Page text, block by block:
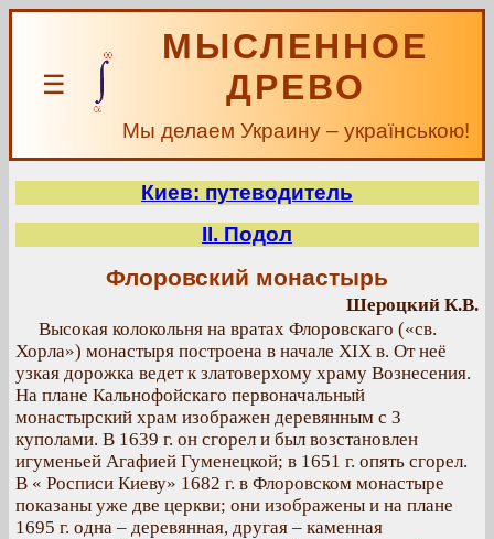
☰
МЫСЛЕННОЕ
ДРЕВО
Мы делаем Украину – українською!
Киев: путеводитель
II. Подол
Флоровский монастырь
Шероцкий К.В.
Высокая колокольня на вратах Флоровскаго («св.
Хорла») монастыря построена в начале XIX в. От неё
узкая дорожка ведет к златоверхому храму Вознесения.
На плане Кальнофойскаго первоначальный
монастырский храм изображен деревянным с 3
куполами. В 1639 г. он сгорел и был возстановлен
игуменьей Агафией Гуменецкой; в 1651 г. опять сгорел.
В « Росписи Киеву» 1682 г. в Флоровском монастыре
показаны уже две церкви; они изображены и на плане
1695 г. одна – деревянная, другая – каменная